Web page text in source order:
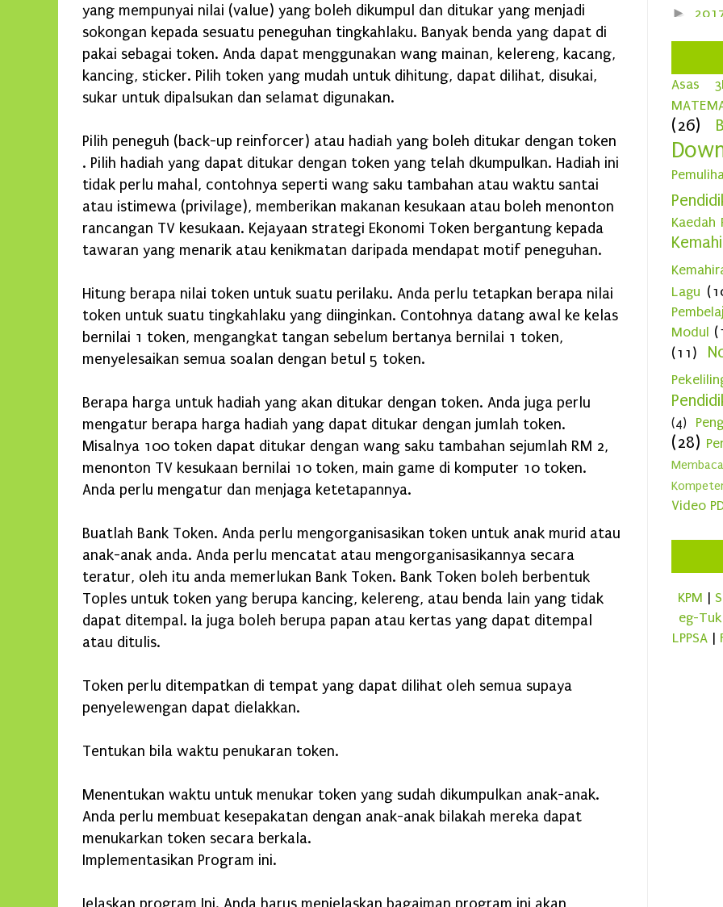
yang mempunyai nilai (value) yang boleh dikumpul dan ditukar yang menjadi
sokongan kepada sesuatu peneguhan tingkahlaku. Banyak benda yang dapat di
pakai sebagai token. Anda dapat menggunakan wang mainan, kelereng, kacang,
kancing, sticker. Pilih token yang mudah untuk dihitung, dapat dilihat, disukai,
sukar untuk dipalsukan dan selamat digunakan.
Pilih peneguh (back-up reinforcer) atau hadiah yang boleh ditukar dengan token
. Pilih hadiah yang dapat ditukar dengan token yang telah dkumpulkan. Hadiah ini
tidak perlu mahal, contohnya seperti wang saku tambahan atau waktu santai
atau istimewa (privilage), memberikan makanan kesukaan atau boleh menonton
rancangan TV kesukaan. Kejayaan strategi Ekonomi Token bergantung kepada
tawaran yang menarik atau kenikmatan daripada mendapat motif peneguhan.
Hitung berapa nilai token untuk suatu perilaku. Anda perlu tetapkan berapa nilai
token untuk suatu tingkahlaku yang diinginkan. Contohnya datang awal ke kelas
bernilai 1 token, mengangkat tangan sebelum bertanya bernilai 1 token,
menyelesaikan semua soalan dengan betul 5 token.
Berapa harga untuk hadiah yang akan ditukar dengan token. Anda juga perlu
mengatur berapa harga hadiah yang dapat ditukar dengan jumlah token.
Misalnya 100 token dapat ditukar dengan wang saku tambahan sejumlah RM 2,
menonton TV kesukaan bernilai 10 token, main game di komputer 10 token.
Anda perlu mengatur dan menjaga ketetapannya.
Buatlah Bank Token. Anda perlu mengorganisasikan token untuk anak murid atau
anak-anak anda. Anda perlu mencatat atau mengorganisasikannya secara
teratur, oleh itu anda memerlukan Bank Token. Bank Token boleh berbentuk
Toples untuk token yang berupa kancing, kelereng, atau benda lain yang tidak
dapat ditempal. Ia juga boleh berupa papan atau kertas yang dapat ditempal
atau ditulis.
Token perlu ditempatkan di tempat yang dapat dilihat oleh semua supaya
penyelewengan dapat dielakkan.
Tentukan bila waktu penukaran token.
Menentukan waktu untuk menukar token yang sudah dikumpulkan anak-anak.
Anda perlu membuat kesepakatan dengan anak-anak bilakah mereka dapat
menukarkan token secara berkala.
Implementasikan Program ini.
►
►
►
▼
►
►
►
►
►
►
►
►
►
▼
Asas
(26)
Kaedah
Lagu
Modul
(11)
(4)
(28)
Membaca
Video
KPM
eg-
LPPSA|